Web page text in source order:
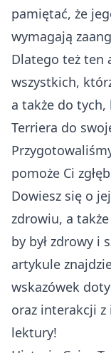
pamiętać, że
wymagają
Dlatego też ten
wszystkich,
a także do tych,
Terriera do
pomoże Ci
Dowiesz się o
zdrowiu, a
by był zdrowy i
artykule
wskazówek
oraz interakcji z
lektury!